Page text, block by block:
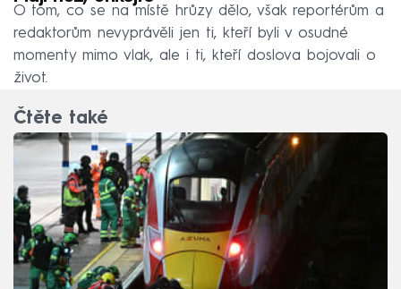
O tom, co se na místě hrůzy dělo, však reportérům a
redaktorům nevyprávěli jen ti, kteří byli v osudné
momenty mimo vlak, ale i ti, kteří doslova bojovali o
život.
Čtěte také